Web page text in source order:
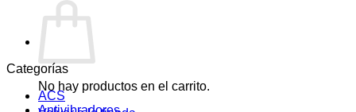
No hay productos en el carrito.
Categorías
ACS